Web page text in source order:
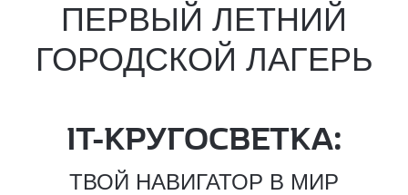
ПЕРВЫЙ ЛЕТНИЙ
ГОРОДСКОЙ ЛАГЕРЬ
IT-КРУГОСВЕТКА:
ТВОЙ НАВИГАТОР В МИР